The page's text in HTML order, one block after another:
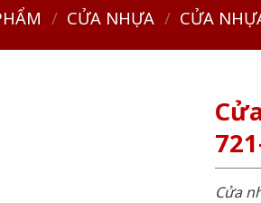
/ CỬA NHỰA / CỬA
Cửa